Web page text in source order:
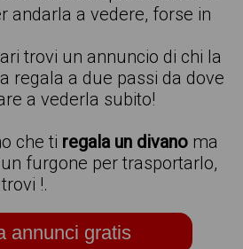
andarla a vedere, forse in
trovi un annuncio di chi la
regala a due passi da dove
a vederla subito!
che ti regala un divano ma
furgone per trasportarlo,
!.
annunci gratis